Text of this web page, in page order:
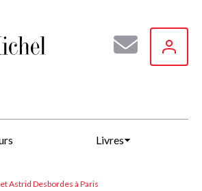
Livres
Astrid Desbordes à Paris